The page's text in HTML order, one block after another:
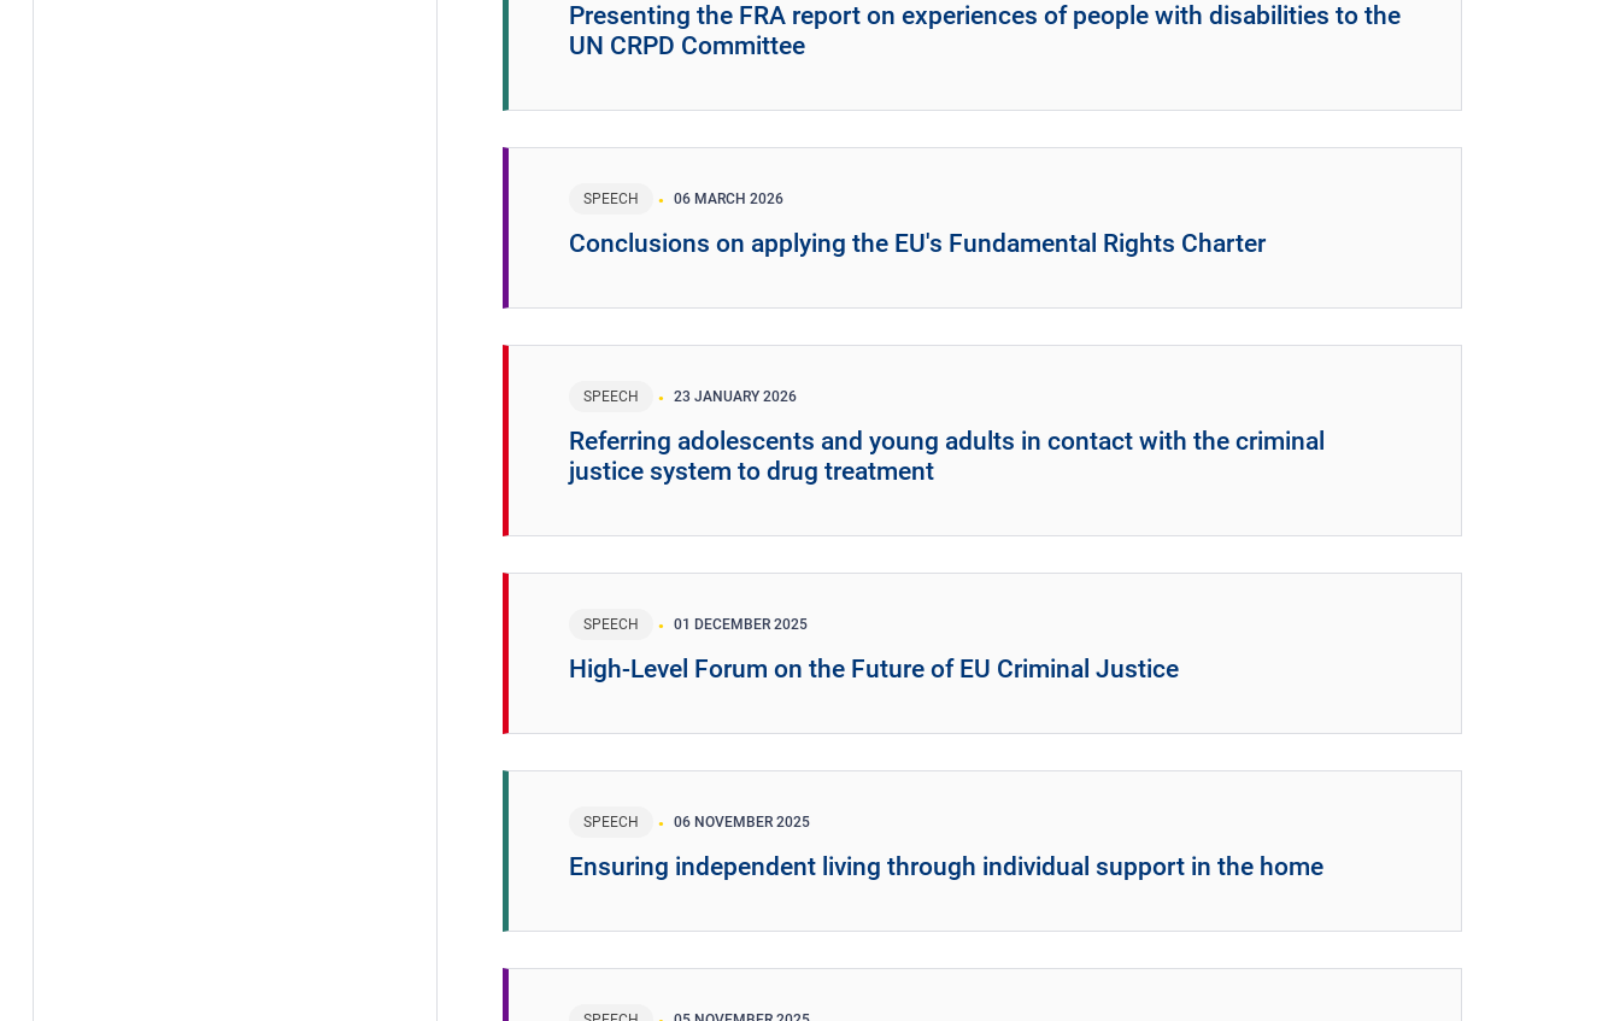
Presenting the FRA report on experiences of people with disabilities to the
UN CRPD Committee
SPEECH 06 MARCH 2026
Conclusions on applying the EU's Fundamental Rights Charter
SPEECH 23 JANUARY 2026
Referring adolescents and young adults in contact with the criminal
justice system to drug treatment
SPEECH 01 DECEMBER 2025
High-Level Forum on the Future of EU Criminal Justice
SPEECH 06 NOVEMBER 2025
Ensuring independent living through individual support in the home